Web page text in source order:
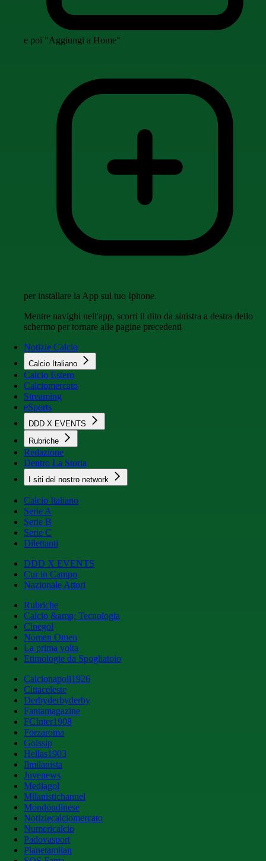
e poi "Aggiungi a Home"
per installare la App sul tuo Iphone.
Mentre navighi nell'app, scorri il dito da sinistra a destra dello
schermo per tornare alle pagine precedenti
Notizie Calcio
Calcio Italiano
Calcio Estero
Calciomercato
Streaming
eSports
DDD X EVENTS
Rubriche
Redazione
Dentro La Storia
I siti del nostro network
Calcio Italiano
Serie A
Serie B
Serie C
Dilettanti
DDD X EVENTS
Cur in Campo
Nazionale Attori
Rubriche
Calcio &amp; Tecnologia
Cinegol
Nomen Omen
La prima volta
Etimologie da Spogliatoio
Calcionapoli1926
Cittaceleste
Derbyderbyderby
Fantamagazine
FCInter1908
Forzaroma
Golssip
Hellas1903
Ilmilanista
Juvenews
Mediagol
Milanistichannel
Mondoudinese
Notiziecalciomercato
Numericalcio
Padovasport
Pianetamilan